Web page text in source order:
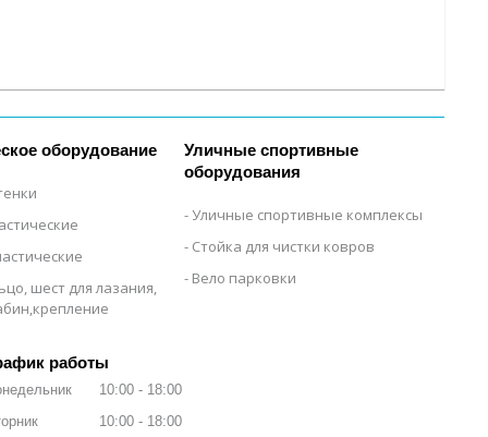
оборудование
шест для лазания,
Уличные спортивные
оборудования
Уличные спортивные комплексы
Стойка для чистки ковров
Вело парковки
работы
10:00
18:00
10:00
18:00